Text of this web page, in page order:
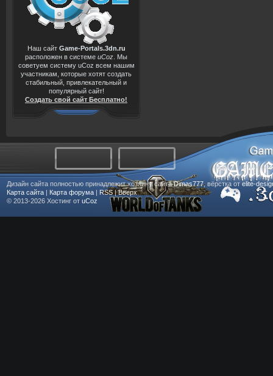
Наш сайт Game-Portals.3dn.ru
расположен в системе uCoz . Мы
советуем систему uCoz всем нашим
участникам, которые хотят создать
стабильный, привлекательный и
популярный сайт!
Создать свой сайт Бесплатно!
Дизайн сайта полностью принадлежит хозяину сайтаDimas777, вёрстка от elite-
Карта сайта | Карта форума | RSS|Вверх
© 2013-2026 Хостинг от uCoz